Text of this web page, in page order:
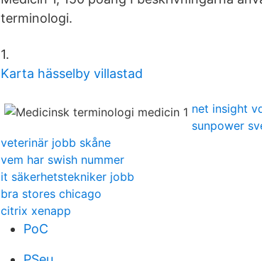
terminologi.
1.
Karta hässelby villastad
net insight
sunpower
veterinär jobb skåne
vem har swish nummer
it säkerhetstekniker jobb
bra stores chicago
citrix xenapp
PoC